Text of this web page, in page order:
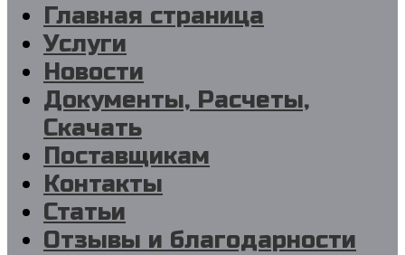
Главная страница
Услуги
Новости
Документы, Расчеты,
Скачать
Поставщикам
Контакты
Статьи
Отзывы и благодарности